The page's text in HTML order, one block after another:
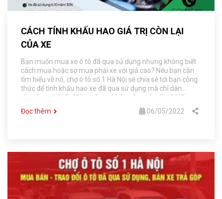
CÁCH TÍNH KHẤU HAO GIÁ TRỊ CÒN LẠI
CỦA XE
Bạn muốn mua xe ô tô đã qua sử dụng nhưng không biết
cách mua hoặc sợ mua phải xe với giá cao? Nếu bạn cần
tìm hiểu về nó, chợ ô tô số 1 Hà Nội sẽ chia sẻ tới bạn công
thức để tính khấu hao xe đã qua sử dụng mà chỉ dân
chuyên mới biết để bạn tham khảo cũng như là có kiến
Đọc thêm 06/05/2022